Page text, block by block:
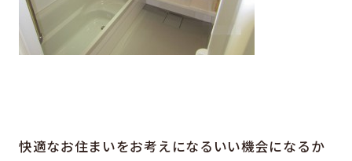
快適なお住まいをお考えになるいい機会になるか